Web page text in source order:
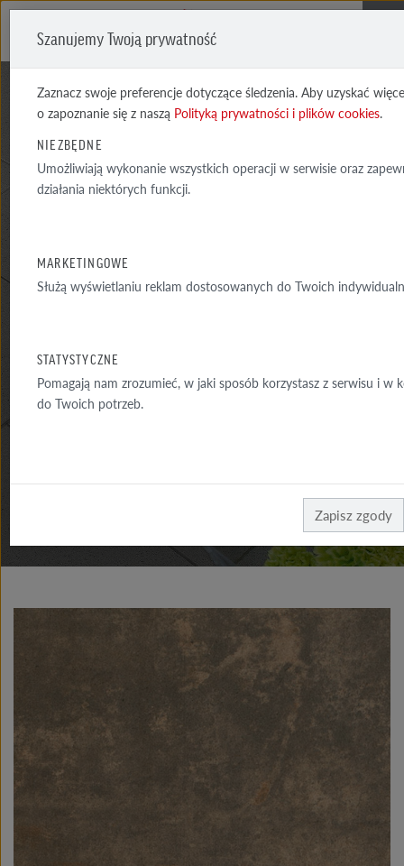
Płytki posadzkowe
Szanujemy Twoją prywatność
Zaznacz swoje preferencje dotyczące śledzenia. Aby uzyskać
o zapoznanie się z naszą Polityką prywatności i plików cookies.
NIEZBĘDNE
Umożliwiają wykonanie wszystkich operacji w serwisie oraz
działania niektórych funkcji.
MARKETINGOWE
Służą wyświetlaniu reklam dostosowanych do Twoich
STATYSTYCZNE
Pomagają nam zrozumieć, w jaki sposób korzystasz z serwisu i w
do Twoich potrzeb.
Zapisz zgody